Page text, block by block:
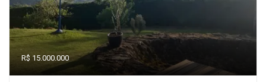
R$ 15.000.000